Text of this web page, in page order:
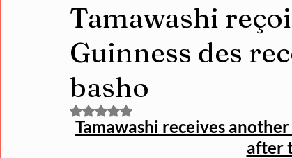
Tamawashi
Guinness des
basho
Noté NaN étoiles sur 5.
Tamawashi receives
after